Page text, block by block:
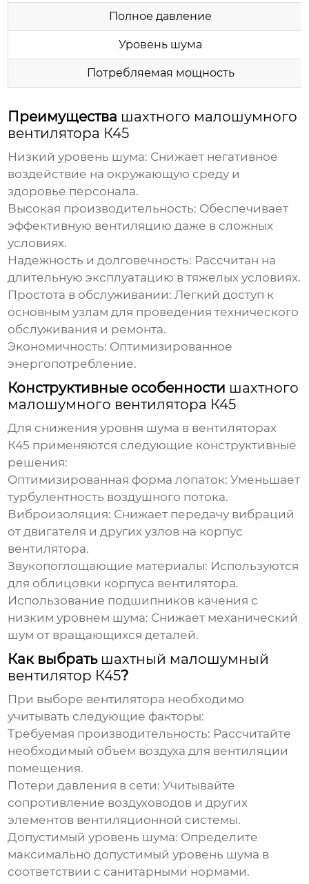
Полное давление
Уровень шума
Потребляемая мощность
Преимущества шахтного малошумного
вентилятора К45
Низкий уровень шума: Снижает негативное
воздействие на окружающую среду и
здоровье персонала.
Высокая производительность: Обеспечивает
эффективную вентиляцию даже в сложных
условиях.
Надежность и долговечность: Рассчитан на
длительную эксплуатацию в тяжелых условиях.
Простота в обслуживании: Легкий доступ к
основным узлам для проведения технического
обслуживания и ремонта.
Экономичность: Оптимизированное
энергопотребление.
Конструктивные особенности шахтного
малошумного вентилятора К45
Для снижения уровня шума в вентиляторах
К45 применяются следующие конструктивные
решения:
Оптимизированная форма лопаток: Уменьшает
турбулентность воздушного потока.
Виброизоляция: Снижает передачу вибраций
от двигателя и других узлов на корпус
вентилятора.
Звукопоглощающие материалы: Используются
для облицовки корпуса вентилятора.
Использование подшипников качения с
низким уровнем шума: Снижает механический
шум от вращающихся деталей.
Как выбрать шахтный малошумный
вентилятор К45?
При выборе вентилятора необходимо
учитывать следующие факторы:
Требуемая производительность: Рассчитайте
необходимый объем воздуха для вентиляции
помещения.
Потери давления в сети: Учитывайте
сопротивление воздуховодов и других
элементов вентиляционной системы.
Допустимый уровень шума: Определите
максимально допустимый уровень шума в
соответствии с санитарными нормами.